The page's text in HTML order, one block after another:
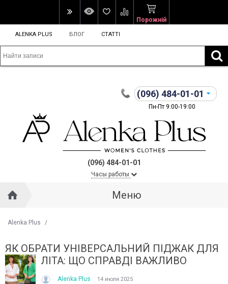
Порожній
ALENKA PLUS БЛОГ СТАТТІ
(096) 484-01-01
Пн-Пт 9:00-19:00
(096) 484-01-01
Часы работы
Меню
Alenka Plus /
ЯК ОБРАТИ УНІВЕРСАЛЬНИЙ ПІДЖАК ДЛЯ
ЛІТА: ЩО СПРАВДІ ВАЖЛИВО
Alenka Plus 14 июля 2025